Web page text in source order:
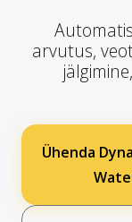
arvutus,
Ühenda